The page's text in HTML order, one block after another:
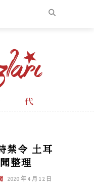
禁令 土耳
整理
2020 年 4 月 12 日